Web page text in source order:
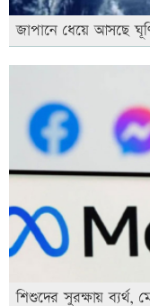
জাপানে ধেয়ে আসছে
শিশুদের সুরক্ষায় ব্যর্থ,